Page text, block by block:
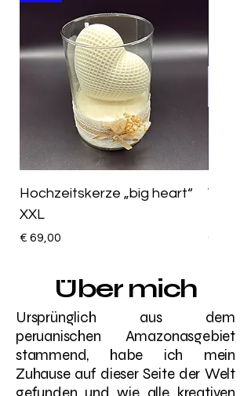
Hochzeitskerze „big heart“
XXL
Preis
€ 69,00 Preis
€ 25,00
Über mich
Ursprünglich aus dem
peruanischen Amazonasgebiet
stammend, habe ich mein
Zuhause auf dieser Seite der Welt
gefunden und wie alle kreativen